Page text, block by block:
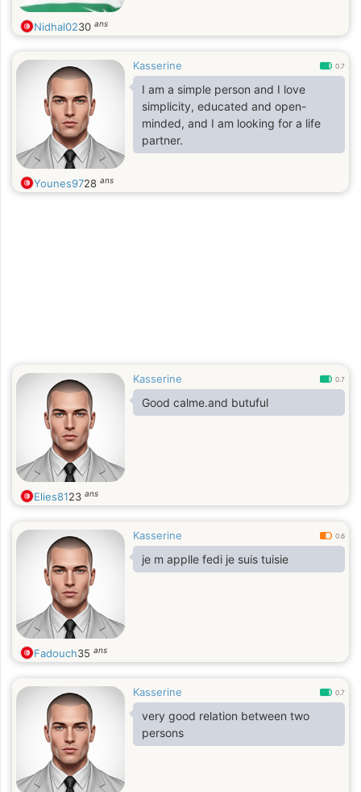
Nidhal0230 ans
Kasserine 0.7
I am a simple person and I love
simplicity, educated and open-
minded, and I am looking for a life
partner.
Younes9728 ans
Kasserine 0.7
Good calme.and butuful
Elies8123 ans
Kasserine 0.6
je m applle fedi je suis tuisie
Fadouch35 ans
Kasserine 0.7
very good relation between two
persons